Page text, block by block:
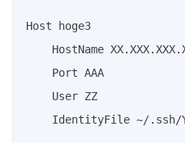
Host hoge3